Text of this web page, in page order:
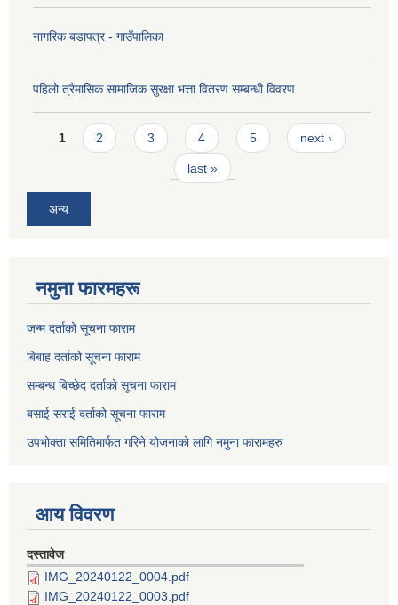
नागरिक बडापत्र - गाउँपालिका
पहिलो त्रैमासिक सामाजिक सुरक्षा भत्ता वितरण सम्बन्धी विवरण
Pages
1 2 3 4 5 next ›
last »
अन्य
नमुना फारमहरू
जन्म दर्ताको सूचना फाराम
बिबाह दर्ताको सूचना फाराम
सम्बन्ध बिच्छेद दर्ताको सूचना फाराम
बसाई सराई दर्ताको सूचना फाराम
उपभोक्ता समितिमार्फत गरिने योजनाको लागि नमुना फारामहरु
आय विवरण
दस्तावेज
IMG_20240122_0004.pdf
IMG_20240122_0003.pdf